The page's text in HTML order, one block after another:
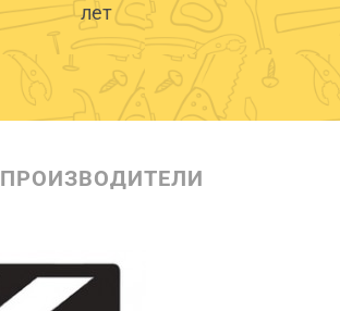
лет
ПРОИЗВОДИТЕЛИ